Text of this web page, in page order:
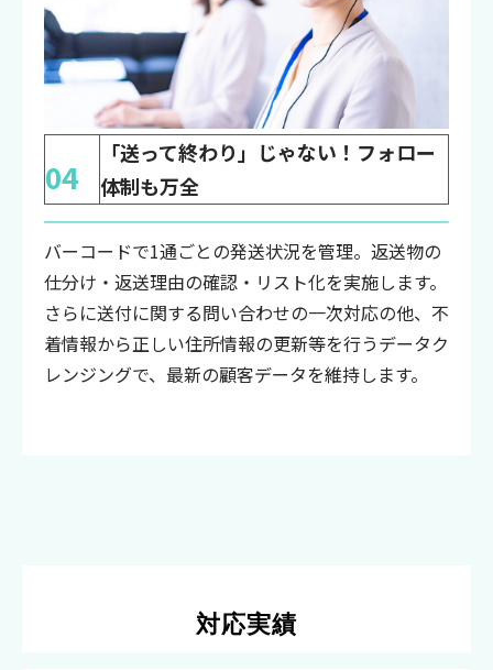
04
「送って終わり」じゃない！フォロー
体制も万全
バーコードで1通ごとの発送状況を管理。返送物の
仕分け・返送理由の確認・リスト化を実施します。
さらに送付に関する問い合わせの一次対応の他、不
着情報から正しい住所情報の更新等を行うデータク
レンジングで、最新の顧客データを維持します。
対応実績